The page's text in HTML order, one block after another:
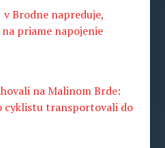
Brodne napreduje,
priame napojenie
na Malinom Brde:
cyklistu transportovali do